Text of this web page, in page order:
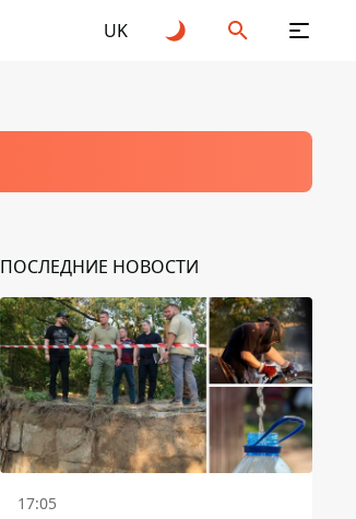
UK
ПОСЛЕДНИЕ НОВОСТИ
17:05